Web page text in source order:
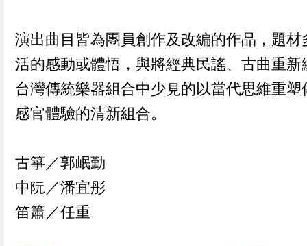
演出曲目皆為團員創作及改編的作品，題材
活的感動或體悟，與將經典民謠、古曲重新
台灣傳統樂器組合中少見的以當代思維重塑
感官體驗的清新組合。
古箏／郭岷勤
中阮／潘宜彤
笛簫／任重